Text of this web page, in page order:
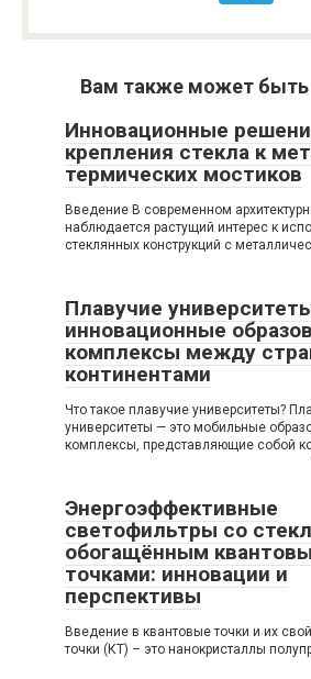
Вам также может быть
Инновационные
крепления стекла к
термических мостиков
Введение В современном
наблюдается растущий интерес к
стеклянных конструкций с
Плавучие
инновационные
комплексы между
континентами
Что такое плавучие университеты?
университеты — это мобильные
комплексы, представляющие собой
Энергоэффективные
светофильтры со
обогащённым
точками: инновации и
перспективы
Введение в квантовые точки и их
точки (КТ) – это нанокристаллы